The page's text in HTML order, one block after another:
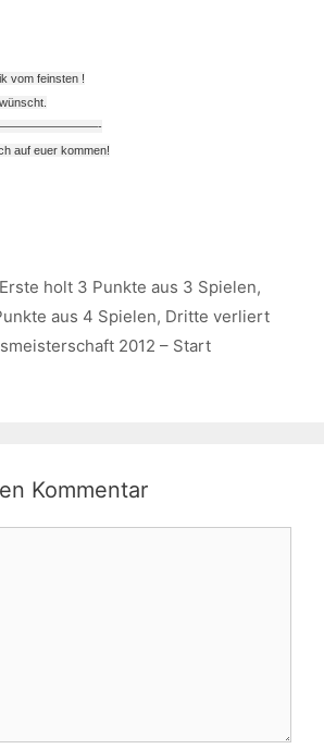
vom feinsten !
——-
auf euer kommen!
holt 3 Punkte aus 3 Spielen,
aus 4 Spielen, Dritte verliert
2012 – Start
Kommentar